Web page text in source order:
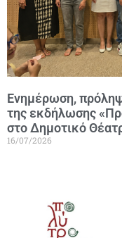
Ενημέρωση,
της εκδήλωσης
στο Δημοτικό
16/07/2026